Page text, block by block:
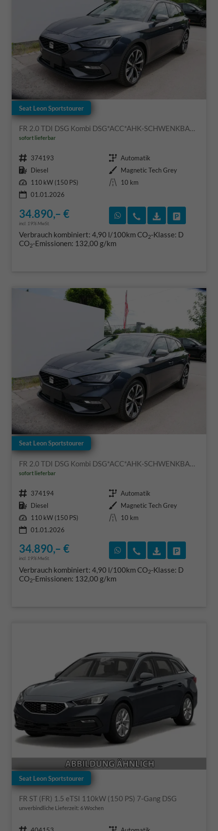
Seat Leon Sportstourer
FR 2.0 TDI DSG Kombi DSG*ACC*AHK-SCHWENKBAR*NAVI*RFK*FULL LINK*TRAVEL ASSIST*
sofort lieferbar
Fahrzeugnr. 374193 Getriebe Automatik
Kraftstoff Diesel Außenfarbe Magnetic Tech Grey
Leistung 110 kW (150 PS) Kilometerstand
10 km
01.01.2026
34.890,– €
incl. 19% MwSt.
Rückruf vereinbaren
Wir rufen Sie an
Verbrauch kombiniert: 4,90 l/100kmCO2-Klasse: D
CO2-Emissionen: 132,00 g/km
Seat Leon Sportstourer
FR 2.0 TDI DSG Kombi DSG*ACC*AHK-SCHWENKBAR*NAVI*RFK*FULL LINK*TRAVEL ASSIST*
sofort lieferbar
Fahrzeugnr. 374194 Getriebe Automatik
Kraftstoff Diesel Außenfarbe Magnetic Tech Grey
Leistung 110 kW (150 PS) Kilometerstand
10 km
01.01.2026
34.890,– €
incl. 19% MwSt.
Rückruf vereinbaren
Wir rufen Sie an
Verbrauch kombiniert: 4,90 l/100kmCO2-Klasse: D
CO2-Emissionen: 132,00 g/km
Seat Leon Sportstourer
FR ST (FR) 1.5 eTSI 110kW (150 PS) 7-Gang DSG
unverbindliche Lieferzeit: 6 Wochen
Fahrzeugnr. Getriebe